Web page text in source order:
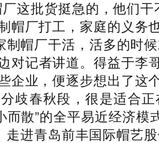
这批货挺急的，他们
帽厂打工，家庭的义务
制帽厂干活，活多的时
对记者讲道。得益于李
企业，便逐步想出了这
歧春秋段，很是适合
而散”的全平易近经济
走进青岛前丰国际帽艺